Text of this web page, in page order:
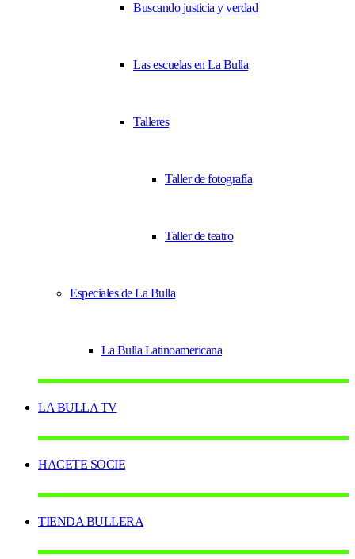
Buscando justicia y verdad
Las escuelas en La Bulla
Talleres
Taller de fotografía
Taller de teatro
Especiales de La Bulla
La Bulla Latinoamericana
LA BULLA TV
HACETE SOCIE
TIENDA BULLERA